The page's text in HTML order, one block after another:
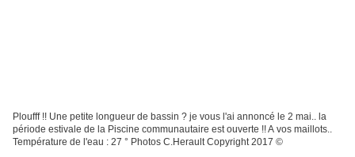
Ploufff !! Une petite longueur de bassin ? je vous l'ai annoncé le 2 mai.. la
période estivale de la Piscine communautaire est ouverte !! A vos maillots..
Température de l'eau : 27 ° Photos C.Herault Copyright 2017 ©